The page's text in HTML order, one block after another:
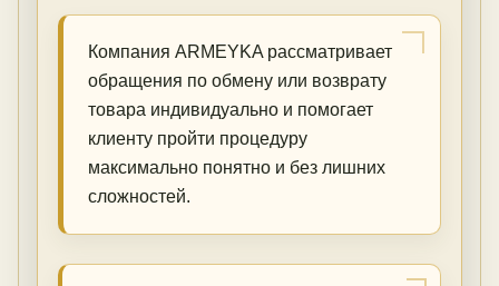
Компания ARMEYKA рассматривает
обращения по обмену или возврату
товара индивидуально и помогает
клиенту пройти процедуру
максимально понятно и без лишних
сложностей.